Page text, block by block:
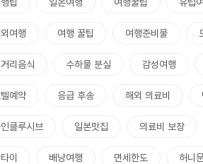
여행 여행 꿀팁 여행준비물
리음식 수하물 분실 감성여행
예약 응급 후송 해외 의료비
클루시브 일본맛집 의료비 보장
이 배낭여행 면세한도 허니